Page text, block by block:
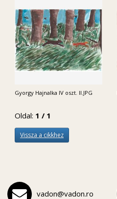
Gyorgy Hajnalka IV oszt. II.JPG
Oldal: 1 / 1
Vissza a cikkhez
vadon@vadon.ro